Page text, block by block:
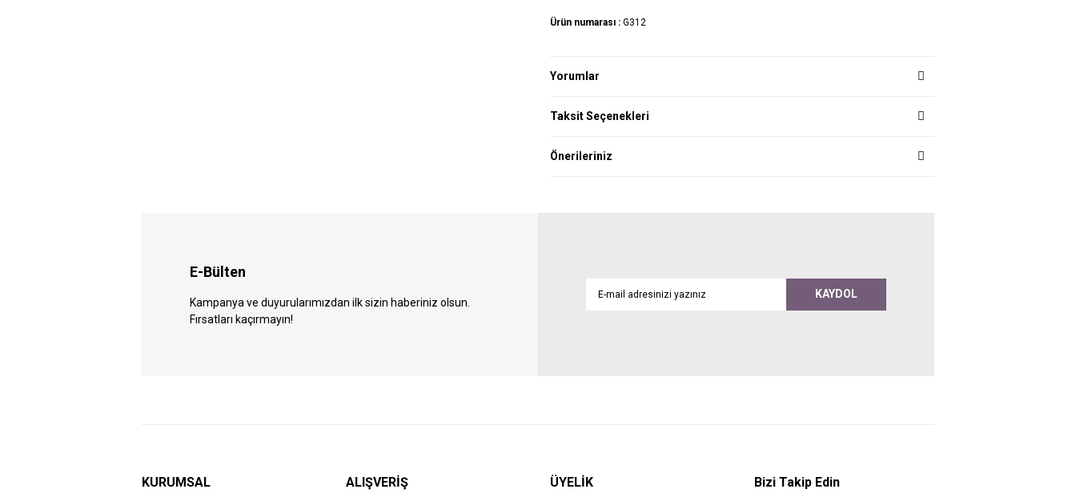
Ürün numarası : G312
Yorumlar
Taksit Seçenekleri
Önerileriniz
E-Bülten
Kampanya ve duyurularımızdan ilk sizin haberiniz olsun.
Fırsatları kaçırmayın!
KAYDOL
KURUMSAL ALIŞVERİŞ ÜYELİK Bizi Takip Edin